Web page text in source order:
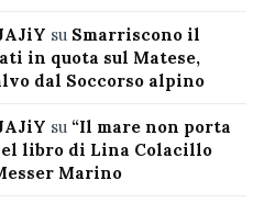
su Smarriscono il
in quota sul Matese,
dal Soccorso alpino
su “Il mare non porta
libro di Lina Colacillo
Marino